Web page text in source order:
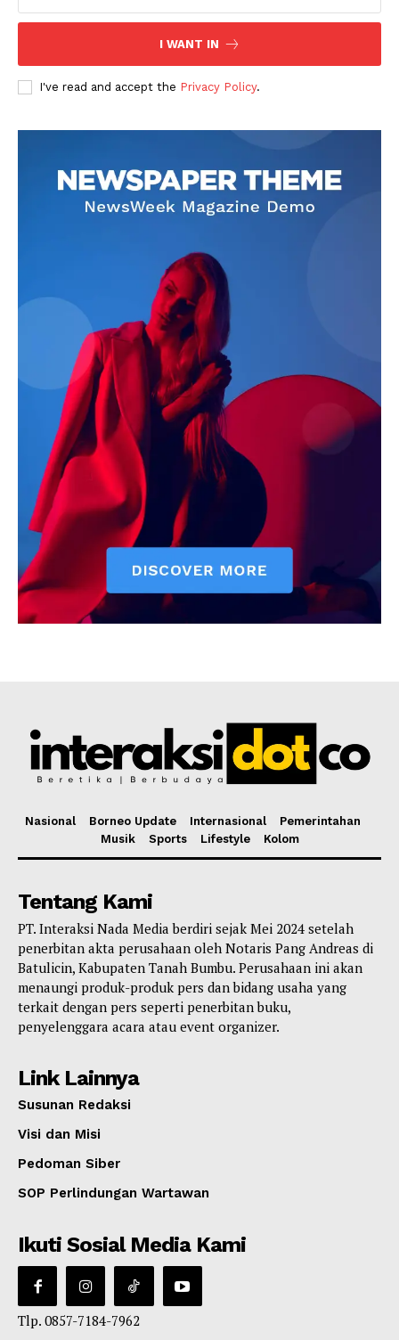
I WANT IN
I've read and accept the Privacy Policy.
Nasional Borneo Update Internasional
Pemerintahan
Musik
Sports Lifestyle Kolom
Tentang Kami
PT. Interaksi Nada Media berdiri sejak Mei 2024 setelah
penerbitan akta perusahaan oleh Notaris Pang Andreas di
Batulicin, Kabupaten Tanah Bumbu. Perusahaan ini akan
menaungi produk-produk pers dan bidang usaha yang
terkait dengan pers seperti penerbitan buku,
penyelenggara acara atau event organizer.
Link Lainnya
Susunan Redaksi
Visi dan Misi
Pedoman Siber
SOP Perlindungan Wartawan
Ikuti Sosial Media Kami
Tlp. 0857-7184-7962